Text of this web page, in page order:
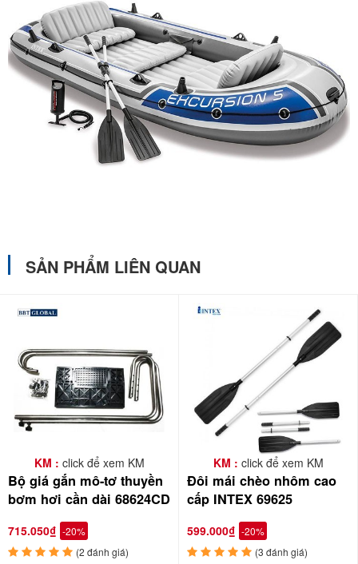
SẢN PHẨM LIÊN QUAN
KM : click để xem KM
Bộ giá gắn mô-tơ thuyền
bơm hơi cần dài 68624CD
715.050₫ -20%
(2 đánh giá)
KM : click để xem KM
Đôi mái chèo nhôm cao
cấp INTEX 69625
599.000₫ -20%
(3 đánh giá)